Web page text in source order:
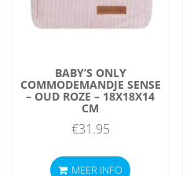
BABY’S ONLY
COMMODEMANDJE SENSE
– OUD ROZE – 18X18X14
CM
€31.95
MEER INFO